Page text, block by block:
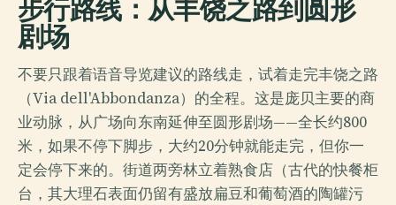
步行路线：从丰饶之路到圆形
剧场
不要只跟着语音导览建议的路线走，试着走完丰饶之路
（Via dell'Abbondanza）的全程。这是庞贝主要的商
业动脉，从广场向东南延伸至圆形剧场——全长约800
米，如果不停下脚步，大约20分钟就能走完，但你一
定会停下来的。街道两旁林立着熟食店（古代的快餐柜
台，其大理石表面仍留有盛放扁豆和葡萄酒的陶罐污